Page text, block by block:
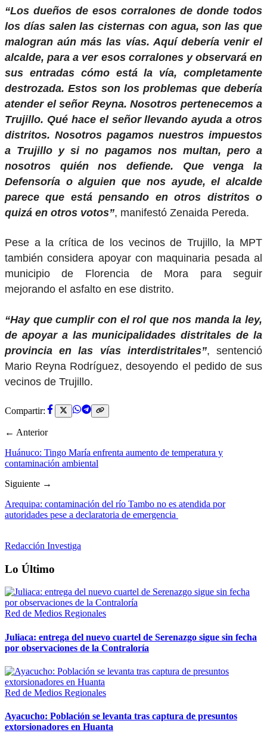
“Los dueños de esos corralones de donde todos
los días salen las cisternas con agua, son las que
malogran aún más las vías. Aquí debería venir el
alcalde, para a ver esos corralones y observará en
sus entradas cómo está la vía, completamente
destrozada. Estos son los problemas que debería
atender el señor Reyna. Nosotros pertenecemos a
Trujillo. Qué hace el señor llevando ayuda a otros
distritos. Nosotros pagamos nuestros impuestos
a Trujillo y si no pagamos nos multan, pero a
nosotros quién nos defiende. Que venga la
Defensoría o alguien que nos ayude, el alcalde
parece que está pensando en otros distritos o
quizá en otros votos”, manifestó Zenaida Pereda.
Pese a la crítica de los vecinos de Trujillo, la MPT
también considera apoyar con maquinaria pesada al
municipio de Florencia de Mora para seguir
mejorando el asfalto en ese distrito.
“Hay que cumplir con el rol que nos manda la ley,
de apoyar a las municipalidades distritales de la
provincia en las vías interdistritales”, sentenció
Mario Reyna Rodríguez, desoyendo el pedido de sus
vecinos de Trujillo.
Compartir:
← Anterior
Huánuco: Tingo María enfrenta aumento de temperatura y
contaminación ambiental
Siguiente →
Arequipa: contaminación del río Tambo no es atendida por
autoridades pese a declaratoria de emergencia
Redacción Investiga
Lo Último
Red de Medios Regionales
Juliaca: entrega del nuevo cuartel de Serenazgo sigue sin fecha
por observaciones de la Contraloría
Red de Medios Regionales
Ayacucho: Población se levanta tras captura de presuntos
extorsionadores en Huanta